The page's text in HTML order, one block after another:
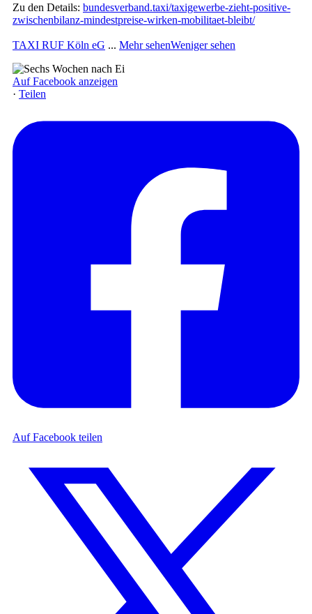
Zu den Details: bundesverband.taxi/taxigewerbe-zieht-positive-
zwischenbilanz-mindestpreise-wirken-mobilitaet-bleibt/
TAXI RUF Köln eG ... Mehr sehenWeniger sehen
Auf Facebook anzeigen
· Teilen
Auf Facebook teilen